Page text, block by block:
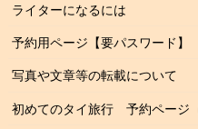
ライターになるには
予約用ページ【要パスワード】
写真や文章等の転載について
初めてのタイ旅行 予約ページ